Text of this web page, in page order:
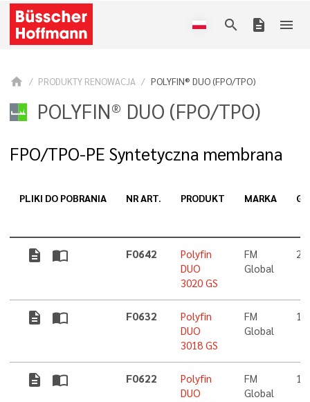
search description menu
home PRODUKTY RENOWACJA POLYFIN® DUO (FPO/TPO)
POLYFIN® DUO (FPO/TPO)
FPO/TPO-PE Syntetyczna membrana
PLIKI DO POBRANIA NR ART. PRODUKT MARKA
description import_contacts F0642
Polyfin
DUO
3020 GS
FM
Global
description import_contacts F0632
Polyfin
DUO
3018 GS
FM
Global
description import_contacts F0622
Polyfin
DUO
FM
Global